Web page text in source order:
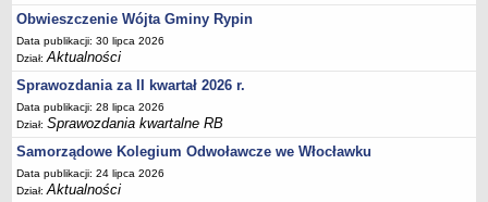
Majątek jednostek organizacyjnych
Dług publiczny
Realizacja inwestycji
Sprawozdania kwartalne RB
Sprawozdania finansowe
Informacje z wykonania budżetu gminy (w tym ulgi, odroczenia)
Obwieszczenie Wójta Gminy Rypin
Data publikacji: 30 lipca 2026
Dział:Aktualności
Sprawozdania za II kwartał 2026 r.
Data publikacji: 28 lipca 2026
Dział:Sprawozdania kwartalne RB
Samorządowe Kolegium Odwoławcze we Włocławku
Data publikacji: 24 lipca 2026
Dział:Aktualności